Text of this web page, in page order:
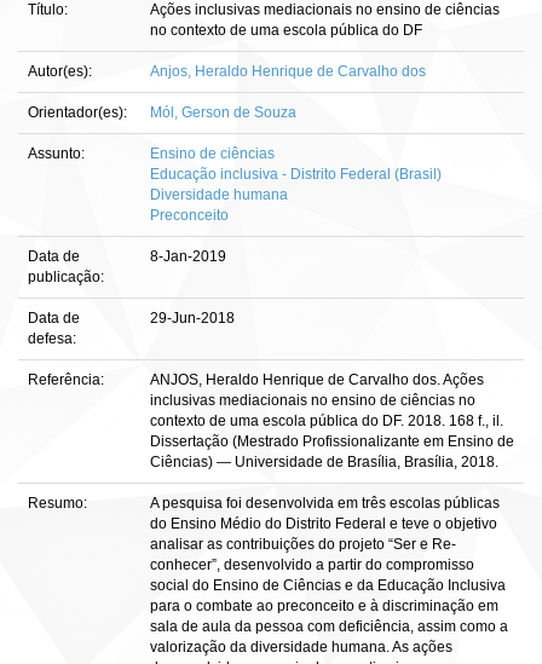
Título:
Ações inclusivas mediacionais no ensino de ciências
no contexto de uma escola pública do DF
Autor(es): Anjos, Heraldo Henrique de Carvalho dos
Orientador(es): Mól, Gerson de Souza
Assunto:
Ensino de ciências
Educação inclusiva - Distrito Federal (Brasil)
Diversidade humana
Preconceito
Data de
publicação:
8-Jan-2019
Data de
defesa:
29-Jun-2018
Referência:
ANJOS, Heraldo Henrique de Carvalho dos. Ações
inclusivas mediacionais no ensino de ciências no
contexto de uma escola pública do DF. 2018. 168 f., il.
Dissertação (Mestrado Profissionalizante em Ensino de
Ciências) — Universidade de Brasília, Brasília, 2018.
Resumo:
A pesquisa foi desenvolvida em três escolas públicas
do Ensino Médio do Distrito Federal e teve o objetivo
analisar as contribuições do projeto “Ser e Re-
conhecer”, desenvolvido a partir do compromisso
social do Ensino de Ciências e da Educação Inclusiva
para o combate ao preconceito e à discriminação em
sala de aula da pessoa com deficiência, assim como a
valorização da diversidade humana. As ações